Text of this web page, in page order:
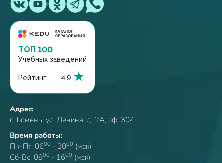
ТОП 100
Учебных заведений
Рейтинг: 4.9
Адрес:
г. Тюмень, ул. Ленина, д. 2А, оф. 304
Время работы:
Пн-Пт: 0600 - 2000 (мск)
Сб-Вс: 0800 - 1600 (мск)